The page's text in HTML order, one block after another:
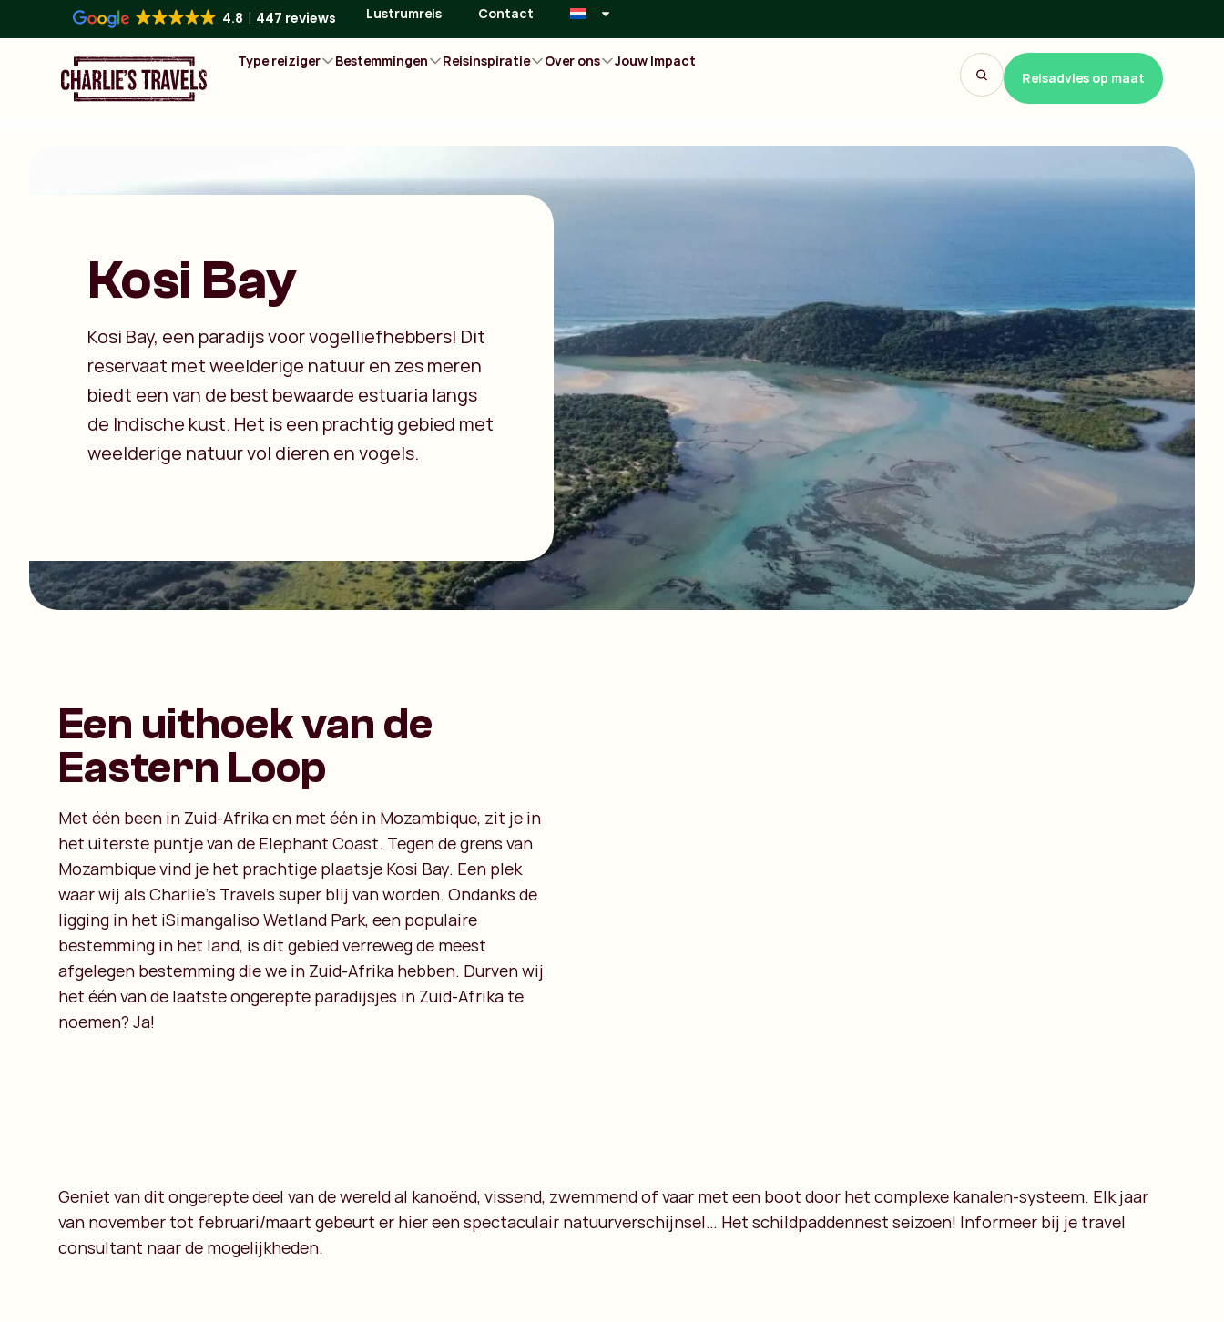
4.8 447 reviews Lustrumreis Contact
Type reiziger Bestemmingen Reisinspiratie Over ons
Jouw Impact
Reisadvies op maat
Kosi Bay
Kosi Bay, een paradijs voor vogelliefhebbers! Dit
reservaat met weelderige natuur en zes meren
biedt een van de best bewaarde estuaria langs
de Indische kust. Het is een prachtig gebied met
weelderige natuur vol dieren en vogels.
Een uithoek van de
Eastern Loop
Met één been in Zuid-Afrika en met één in Mozambique, zit je in
het uiterste puntje van de Elephant Coast. Tegen de grens van
Mozambique vind je het prachtige plaatsje Kosi Bay. Een plek
waar wij als Charlie’s Travels super blij van worden. Ondanks de
ligging in het iSimangaliso Wetland Park, een populaire
bestemming in het land, is dit gebied verreweg de meest
afgelegen bestemming die we in Zuid-Afrika hebben. Durven wij
het één van de laatste ongerepte paradijsjes in Zuid-Afrika te
noemen? Ja!
Geniet van dit ongerepte deel van de wereld al kanoënd, vissend, zwemmend of vaar met een boot door het complexe kanalen-systeem. Elk jaar
van november tot februari/maart gebeurt er hier een spectaculair natuurverschijnsel… Het schildpaddennest seizoen! Informeer bij je travel
consultant naar de mogelijkheden.